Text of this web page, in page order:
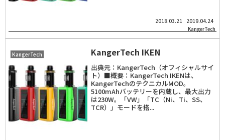
2018.03.21
2019.04.24
KangerTech
KangerTech KangerTech IKEN
出典元：KangerTech（オフィシャルサイ
ト）■概要：KangerTech IKENは、
KangerTechのテクニカルMOD。
5100mAhバッテリーを内蔵し、最大出力
は230W。「VW」「TC（Ni、Ti、SS、
TCR）」モードを搭...